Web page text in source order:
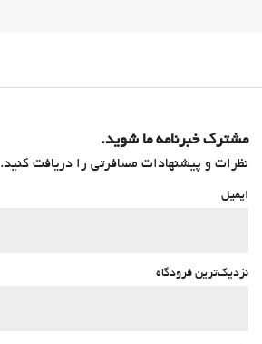
مشترک خبرنامه ما شوید.
نظرات و پیشنهادات مسافرتی را دریافت کنید.
ایمیل
نزدیک‌ترین فرودگاه